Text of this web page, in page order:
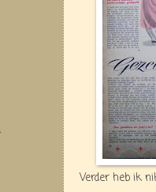
Verder heb ik